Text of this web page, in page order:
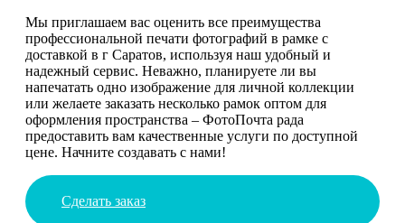
Мы приглашаем вас оценить все преимущества
профессиональной печати фотографий в рамке с
доставкой в г Саратов, используя наш удобный и
надежный сервис. Неважно, планируете ли вы
напечатать одно изображение для личной коллекции
или желаете заказать несколько рамок оптом для
оформления пространства – ФотоПочта рада
предоставить вам качественные услуги по доступной
цене. Начните создавать с нами!
Сделать заказ